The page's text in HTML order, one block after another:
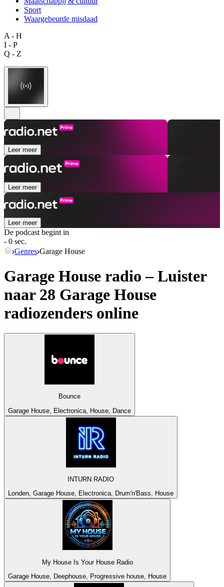
Sport
Waargebeurde misdaad
A - H
I - P
Q - Z
Leer meer
Leer meer
Leer meer
De podcast begint in
- 0 sec.
Genres Garage House
Garage House radio – Luister
naar 28 Garage House
radiozenders online
Bounce
Garage House, Electronica, House, Dance
INTURN RADIO
Londen, Garage House, Electronica, Drum'n'Bass, House
My House Is Your House Radio
Garage House, Deephouse, Progressive house, House